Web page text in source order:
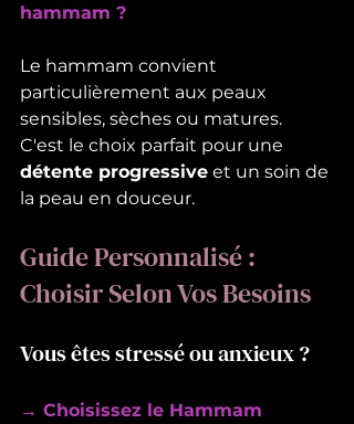
hammam ?
Le hammam convient
particulièrement aux peaux
sensibles, sèches ou matures.
C'est le choix parfait pour une
détente progressive et un soin de
la peau en douceur.
Guide Personnalisé :
Choisir Selon Vos Besoins
Vous êtes stressé ou anxieux ?
→ Choisissez le Hammam